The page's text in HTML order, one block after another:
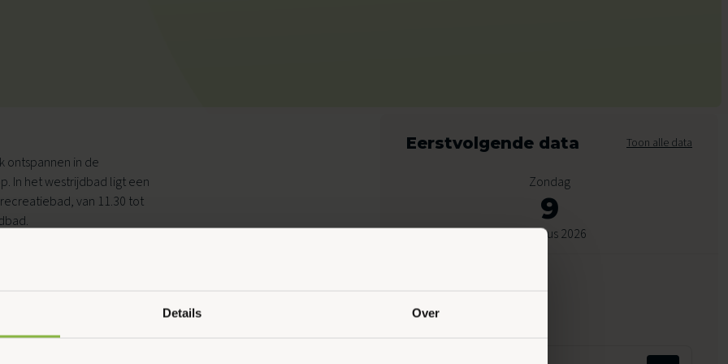
Details Over
AquaKids
Scan & Play
ontspannen in de
In het westrijdbad ligt een
van 11.30 tot
Eerstvolgende data Toon alle data
Zondag
9
Augustus 2026
Peppelensteeg 17, Ede